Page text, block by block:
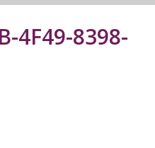
4F49-8398-